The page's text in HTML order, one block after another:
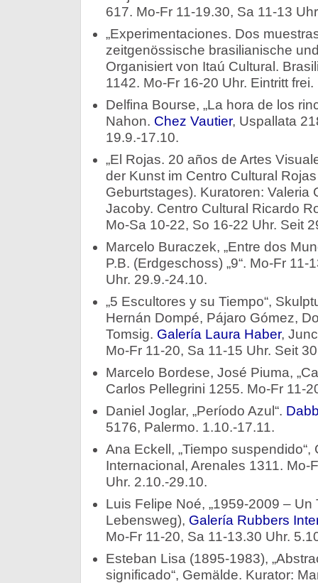
617. Mo-Fr 11-19.30, Sa 11-13
„Experimentaciones. Dos
zeitgenössische brasilianische
Organisiert von Itaú Cultural.
1142. Mo-Fr 16-20 Uhr. Eintritt
Delfina Bourse, „La hora de los
Nahon. Chez Vautier, Uspallata
19.9.-17.10.
„El Rojas. 20 años de Artes
der Kunst im Centro Cultural
Geburtstages). Kuratoren: Valeria
Jacoby. Centro Cultural Ricardo
Mo-Sa 10-22, So 16-22 Uhr. Seit
Marcelo Buraczek, „Entre dos
P.B. (Erdgeschoss) „9“. Mo-Fr
Uhr. 29.9.-24.10.
„5 Escultores y su Tiempo“,
Hernán Dompé, Pájaro Gómez,
Tomsig. Galería Laura Haber,
Mo-Fr 11-20, Sa 11-15 Uhr. Seit
Marcelo Bordese, José Piuma,
Carlos Pellegrini 1255. Mo-Fr 11-
Daniel Joglar, „Período Azul“.
5176, Palermo. 1.10.-17.11.
Ana Eckell, „Tiempo suspendido“,
Internacional, Arenales 1311. Mo-
Uhr. 2.10.-29.10.
Luis Felipe Noé, „1959-2009 – Un
Lebensweg), Galería Rubbers
Mo-Fr 11-20, Sa 11-13.30 Uhr.
Esteban Lisa (1895-1983),
significado“, Gemälde. Kurator: